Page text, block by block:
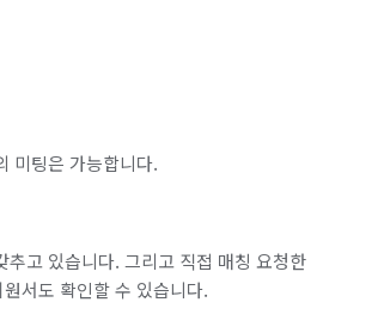
미팅은 가능합니다.
고 있습니다. 그리고 직접 매칭 요청한
서도 확인할 수 있습니다.